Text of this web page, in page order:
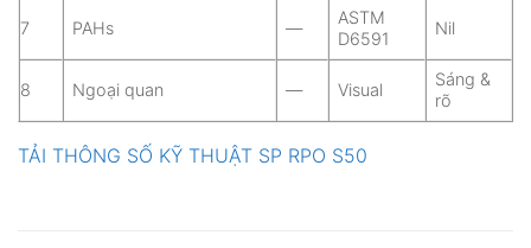
7 PAHs —
ASTM
D6591
Nil
8 Ngoại quan — Visual
Sáng &
rõ
TẢI THÔNG SỐ KỸ THUẬT SP RPO S50